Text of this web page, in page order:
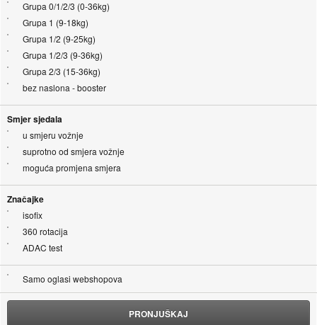
Grupa 0/1/2/3 (0-36kg)
Grupa 1 (9-18kg)
Grupa 1/2 (9-25kg)
Grupa 1/2/3 (9-36kg)
Grupa 2/3 (15-36kg)
bez naslona - booster
Smjer sjedala
u smjeru vožnje
suprotno od smjera vožnje
moguća promjena smjera
Značajke
isofix
360 rotacija
ADAC test
Samo oglasi webshopova
PRONJUŠKAJ